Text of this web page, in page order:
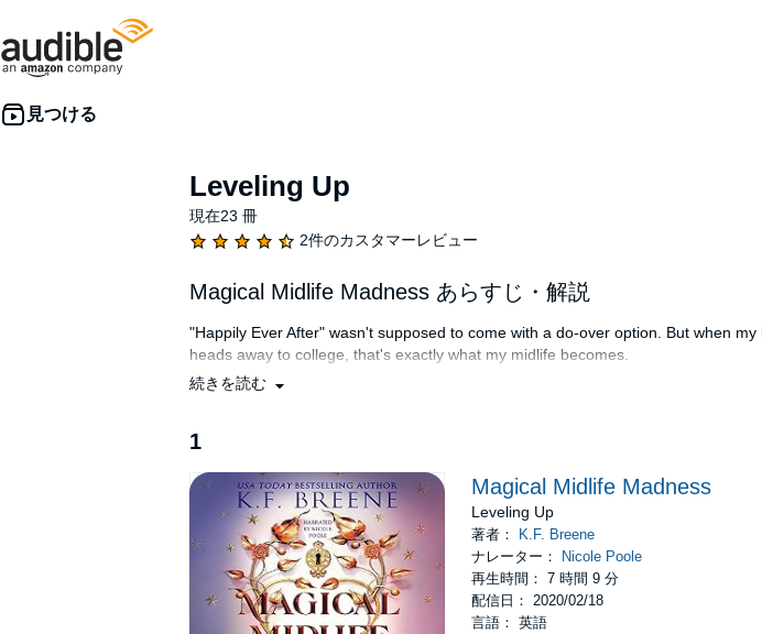
Leveling Up
現在23 冊
2件のカスタマーレビュー
Magical Midlife Madness あらすじ・解説
"Happily Ever After" wasn't supposed to come with a do-over option. But when
heads away to college, that's exactly what my midlife becomes.
A do-over.
This time, though, I plan to do things differently. Age is just a number, after all,
called to me when I was a kid. It's just temporary, I tell myself. It'll just be for a little
That is, until I learn what the house really is: something I never would've thought
As my new life begins, a couple of things become immediately clear: Forty isn't
however, or care what people think.
I had no idea how incredibly freeing that could be. Or how dangerous this new life
続きを読む
1
Magical Midlife Madness
Leveling Up
著者：
K.F. Breene
ナレーター：
Nicole Poole
再生時間： 7 時間 9 分
配信日： 2020/02/18
言語： 英語